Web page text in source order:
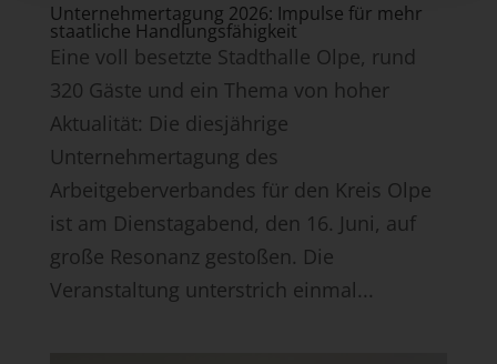
Unternehmertagung 2026: Impulse für mehr
staatliche Handlungsfähigkeit
Eine voll besetzte Stadthalle Olpe, rund
320 Gäste und ein Thema von hoher
Aktualität: Die diesjährige
Unternehmertagung des
Arbeitgeberverbandes für den Kreis Olpe
ist am Dienstagabend, den 16. Juni, auf
große Resonanz gestoßen. Die
Veranstaltung unterstrich einmal...